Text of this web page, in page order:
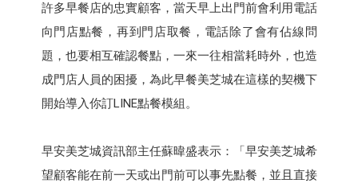
許多早餐店的忠實顧客，當天早上出門前會利用電話
向門店點餐，再到門店取餐，電話除了會有佔線問
題，也要相互確認餐點，一來一往相當耗時外，也造
成門店人員的困擾，為此早餐美芝城在這樣的契機下
開始導入你訂LINE點餐模組。
早安美芝城資訊部主任蘇暐盛表示：「早安美芝城希
望顧客能在前一天或出門前可以事先點餐，並且直接